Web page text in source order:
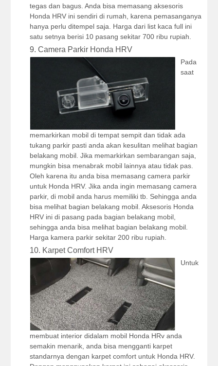
tegas dan bagus. Anda bisa memasang aksesoris
Honda HRV ini sendiri di rumah, karena pemasanganya
hanya perlu ditempel saja. Harga dari list kaca full ini
satu setnya berisi 10 pasang sekitar 700 ribu rupiah.
9. Camera Parkir Honda HRV
Pada
saat
memarkirkan mobil di tempat sempit dan tidak ada
tukang parkir pasti anda akan kesulitan melihat bagian
belakang mobil. Jika memarkirkan sembarangan saja,
mungkin bisa menabrak mobil lainnya atau tidak pas.
Oleh karena itu anda bisa memasang camera parkir
untuk Honda HRV. Jika anda ingin memasang camera
parkir, di mobil anda harus memiliki tb. Sehingga anda
bisa melihat bagian belakang mobil. Aksesoris Honda
HRV ini di pasang pada bagian belakang mobil,
sehingga anda bisa melihat bagian belakang mobil.
Harga kamera parkir sekitar 200 ribu rupiah.
10. Karpet Comfort HRV
Untuk
membuat interior didalam mobil Honda HRv anda
semakin menarik, anda bisa mengganti karpet
standarnya dengan karpet comfort untuk Honda HRV.